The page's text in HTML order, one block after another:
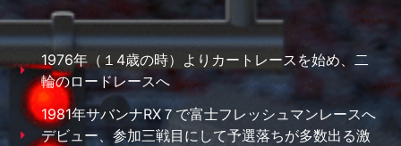
1976年（１4歳の時）よりカートレースを始め、二
輪のロードレースへ
1981年サバンナRX７で富士フレッシュマンレースへ
デビュー、参加三戦目にして予選落ちが多数出る激